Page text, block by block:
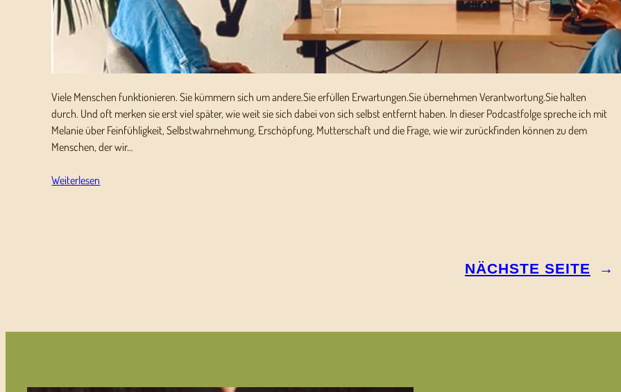
Viele Menschen funktionieren. Sie kümmern sich um andere.Sie erfüllen Erwartungen.Sie übernehmen Verantwortung.Sie halten
durch. Und oft merken sie erst viel später, wie weit sie sich dabei von sich selbst entfernt haben. In dieser Podcastfolge spreche ich mit
Melanie über Feinfühligkeit, Selbstwahrnehmung, Erschöpfung, Mutterschaft und die Frage, wie wir zurückfinden können zu dem
Menschen, der wir…
Weiterlesen
NÄCHSTE SEITE →